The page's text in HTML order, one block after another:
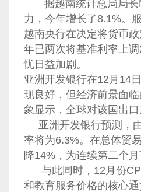
据越南统计总局局长
力，今年增长了8.1%。
越南央行在决定将货币
年已两次将基准利率上
忧日益加剧。
亚洲开发银行在12月14
现良好，但经济前景面
象显示，全球对该国出
亚洲开发银行预测，
率将为6.3%。在总体贸
降14%，为连续第二个
与此同时，12月份CPI
和教育服务价格的核心